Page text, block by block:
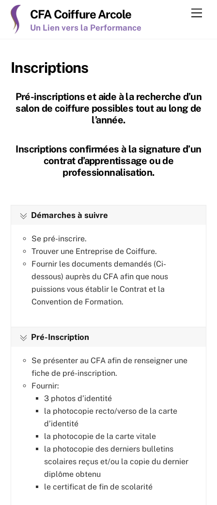
Skip
content
CFA Coiffure Arcole
Un Lien vers la Performance
Inscriptions
Pré-inscriptions et aide à la recherche d’un
salon de coiffure possibles tout au long de
l’année.
Inscriptions confirmées à la signature d’un
contrat d’apprentissage ou de
professionnalisation.
Démarches à suivre
Se pré-inscrire.
Trouver une Entreprise de Coiffure.
Fournir les documents demandés (Ci-
dessous) auprès du CFA afin que nous
puissions vous établir le Contrat et la
Convention de Formation.
Pré-Inscription
Se présenter au CFA afin de renseigner une
fiche de pré-inscription.
Fournir:
3 photos d’identité
la photocopie recto/verso de la carte
d’identité
la photocopie de la carte vitale
la photocopie des derniers bulletins
scolaires reçus et/ou la copie du dernier
diplôme obtenu
le certificat de fin de scolarité